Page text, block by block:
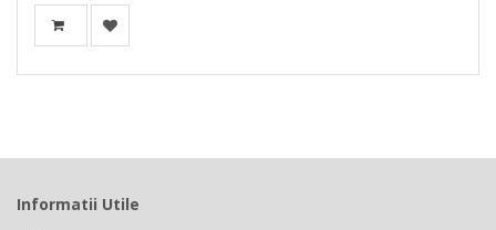
Informatii Utile